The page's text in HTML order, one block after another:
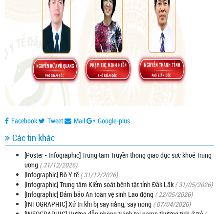
Facebook Tweet Mail Google-plus
Các tin khác
[Poster - Infographic] Trung tâm Truyền thông giáo dục sức khoẻ Trung
ương ( 31/12/2026)
[Infographic] Bộ Y tế ( 31/12/2026)
[Infographic] Trung tâm Kiểm soát bệnh tật tỉnh Đắk Lắk ( 31/05/2026)
[Infographic] Đảm bảo An toàn vệ sinh Lao động ( 22/05/2026)
[INFOGRAPHIC] Xử trí khi bị say nắng, say nóng ( 07/04/2026)